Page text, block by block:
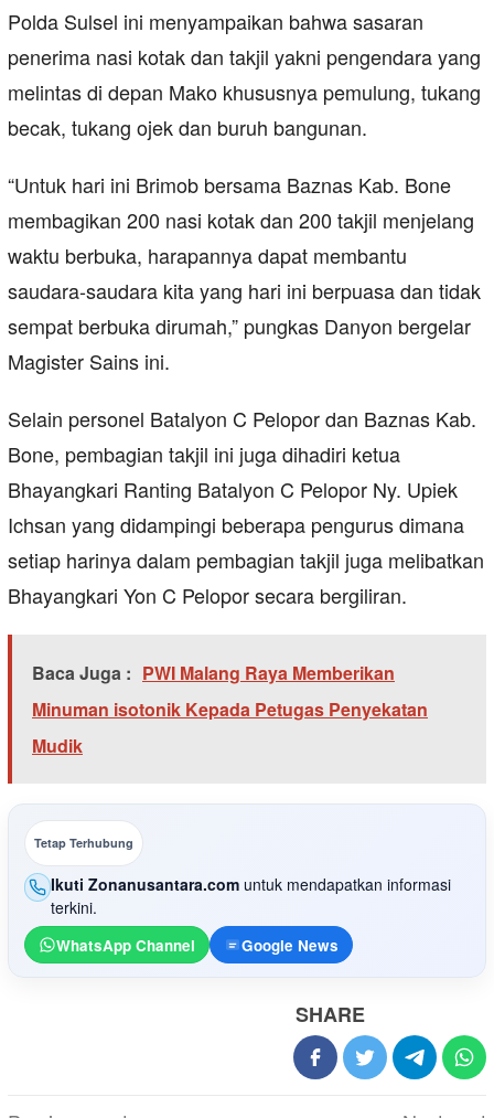
Polda Sulsel ini menyampaikan bahwa sasaran
penerima nasi kotak dan takjil yakni pengendara yang
melintas di depan Mako khususnya pemulung, tukang
becak, tukang ojek dan buruh bangunan.
“Untuk hari ini Brimob bersama Baznas Kab. Bone
membagikan 200 nasi kotak dan 200 takjil menjelang
waktu berbuka, harapannya dapat membantu
saudara-saudara kita yang hari ini berpuasa dan tidak
sempat berbuka dirumah,” pungkas Danyon bergelar
Magister Sains ini.
Selain personel Batalyon C Pelopor dan Baznas Kab.
Bone, pembagian takjil ini juga dihadiri ketua
Bhayangkari Ranting Batalyon C Pelopor Ny. Upiek
Ichsan yang didampingi beberapa pengurus dimana
setiap harinya dalam pembagian takjil juga melibatkan
Bhayangkari Yon C Pelopor secara bergiliran.
Baca Juga : PWI Malang Raya Memberikan
Minuman isotonik Kepada Petugas Penyekatan
Mudik
Tetap Terhubung
Ikuti Zonanusantara.com untuk mendapatkan informasi
terkini.
WhatsApp Channel Google News
SHARE